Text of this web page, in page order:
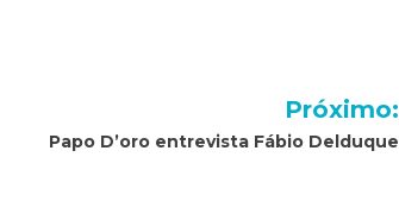
Próximo:
Papo D’oro entrevista Fábio Delduque